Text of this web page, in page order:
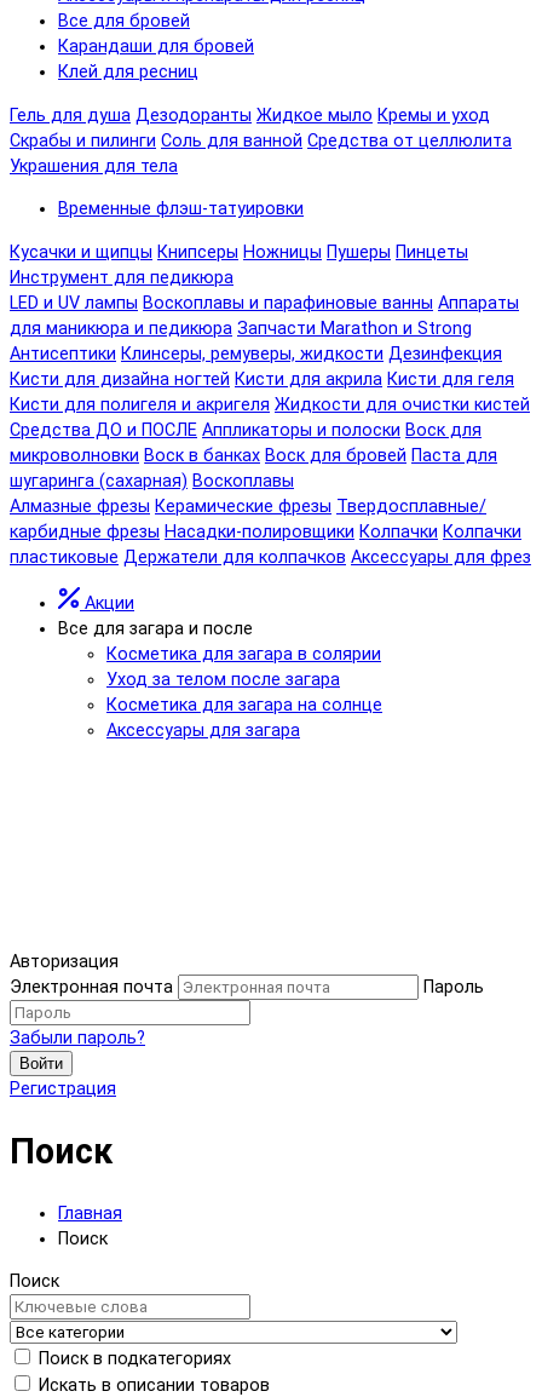
Все для бровей
Карандаши для бровей
Клей для ресниц
Гель для душа Дезодоранты Жидкое мыло Кремы и уход
Скрабы и пилинги Соль для ванной Средства от целлюлита
Украшения для тела
Временные флэш-татуировки
Кусачки и щипцы Книпсеры Ножницы Пушеры Пинцеты
Инструмент для педикюра
LED и UV лампы Воскоплавы и парафиновые ванны Аппараты
для маникюра и педикюра Запчасти Marathon и Strong
Антисептики Клинсеры, ремуверы, жидкости Дезинфекция
Кисти для дизайна ногтей Кисти для акрила Кисти для геля
Кисти для полигеля и акригеля Жидкости для очистки кистей
Средства ДО и ПОСЛЕ Аппликаторы и полоски Воск для
микроволновки Воск в банках Воск для бровей Паста для
шугаринга (сахарная) Воскоплавы
Алмазные фрезы Керамические фрезы Твердосплавные/
карбидные фрезы Насадки-полировщики Колпачки Колпачки
пластиковые Держатели для колпачков Аксессуары для фрез
Акции
Все для загара и после
Косметика для загара в солярии
Уход за телом после загара
Косметика для загара на солнце
Аксессуары для загара
Авторизация
Электронная почта
Пароль
Забыли пароль?
Войти
Регистрация
Поиск
Главная
Поиск
Поиск
Поиск в подкатегориях
Искать в описании товаров